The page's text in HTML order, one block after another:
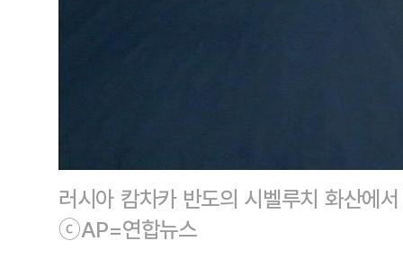
러시아 캄차카 반도의 시벨루치 화산에
ⓒAP=연합뉴스